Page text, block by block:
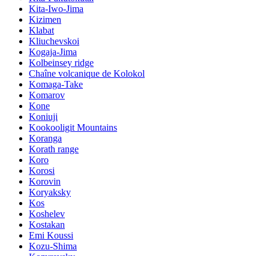
Kita-Iwo-Jima
Kizimen
Klabat
Kliuchevskoi
Kogaja-Jima
Kolbeinsey ridge
Chaîne volcanique de Kolokol
Komaga-Take
Komarov
Kone
Koniuji
Kookooligit Mountains
Koranga
Korath range
Koro
Korosi
Korovin
Koryaksky
Kos
Koshelev
Kostakan
Emi Koussi
Kozu-Shima